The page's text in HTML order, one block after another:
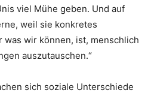
viel Mühe geben. Und auf
weil sie konkretes
was wir können, ist, menschlich
auszutauschen.“
sich soziale Unterschiede